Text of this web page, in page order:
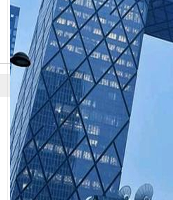
废铜电缆回收
2022-10-08